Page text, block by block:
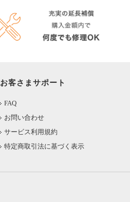
お客さまサポート
FAQ
お問い合わせ
サービス利用規約
特定商取引法に基づく表示